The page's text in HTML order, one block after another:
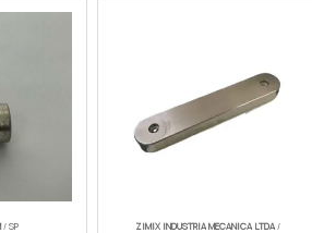
/ SP ZIMIX INDUSTRIA MECANICA LTDA/